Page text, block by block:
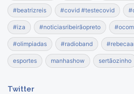
#beatrizreis #covid #testecovid
#iza #noticiasribeirãopreto
#olimpiadas #radioband
esportes manhashow sertãozinho
Twitter